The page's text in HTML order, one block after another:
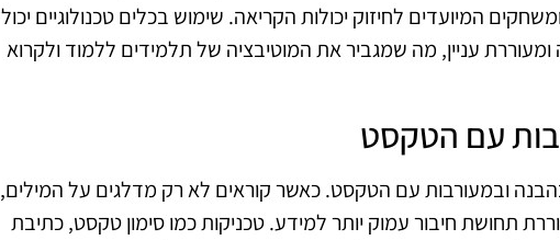
המיועדים לחיזוק יכולות הקריאה. שימוש בכלים טכנולוגיים יכול
עניין, מה שמגביר את המוטיבציה של תלמידים ללמוד ולקרוא
עם הטקסט
ובמעורבות עם הטקסט. כאשר קוראים לא רק מדלגים על המילים,
תחושת חיבור עמוק יותר למידע. טכניקות כמו סימון טקסט, כתיבת